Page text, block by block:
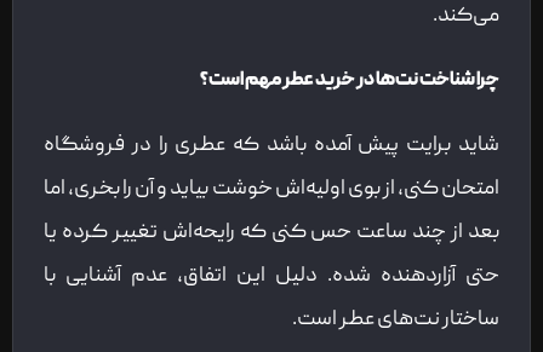
می‌کند.
چرا شناخت نت‌ها در خرید عطر مهم است؟
شاید برایت پیش آمده باشد که عطری را در فروشگاه
امتحان کنی، از بوی اولیه‌اش خوشت بیاید و آن را بخری، اما
بعد از چند ساعت حس کنی که رایحه‌اش تغییر کرده یا
حتی آزاردهنده شده. دلیل این اتفاق، عدم آشنایی با
ساختار نت‌های عطر است.